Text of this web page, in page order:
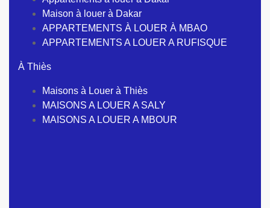
Maison à louer à Dakar
APPARTEMENTS À LOUER À MBAO
APPARTEMENTS A LOUER A RUFISQUE
À Thiès
Maisons à Louer à Thiès
MAISONS A LOUER A SALY
MAISONS A LOUER A MBOUR